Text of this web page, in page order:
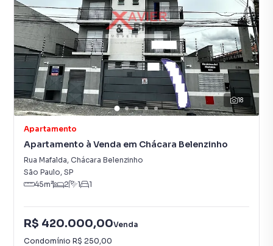
18
Apartamento
Apartamento à Venda em Chácara Belenzinho
Rua Mafalda, Chácara Belenzinho
São Paulo, SP
45m² 2 1 1
R$ 420.000,00Venda
Condomínio R$ 250,00